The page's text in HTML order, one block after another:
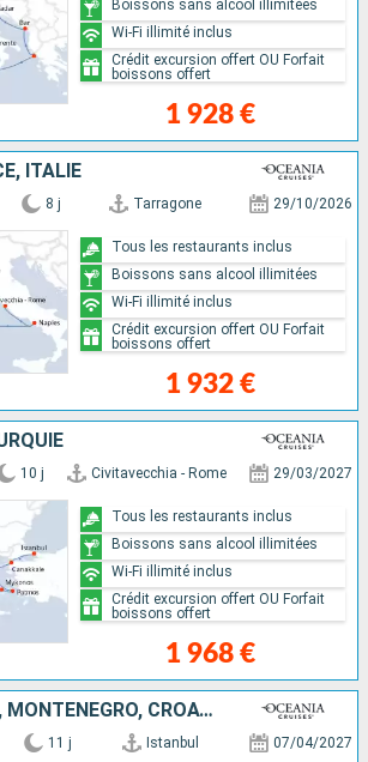
1 928 €
Boissons sans alcool illimitées
Wi-Fi illimité inclus
Crédit excursion offert OU Forfait
boissons offert
ITALIE
8 j Tarragone 29/10/2026
1 932 €
Tous les restaurants inclus
Boissons sans alcool illimitées
Wi-Fi illimité inclus
Crédit excursion offert OU Forfait
boissons offert
10 j Civitavecchia - Rome 29/03/2027
1 968 €
Tous les restaurants inclus
Boissons sans alcool illimitées
Wi-Fi illimité inclus
Crédit excursion offert OU Forfait
boissons offert
TURQUIE, GRÈCE, MONTÉNÉGRO, CROATIE, ITALIE
11 j Istanbul 07/04/2027